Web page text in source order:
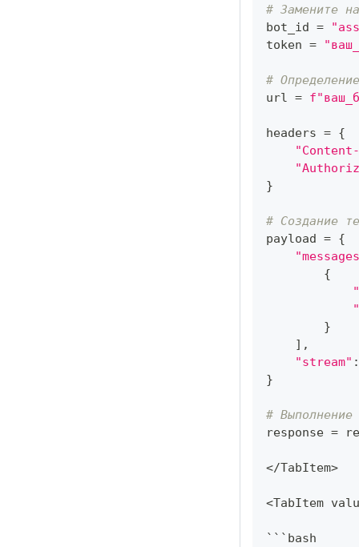
# Замените
bot_id =
token =
#
url =
headers = {
}
# Создание
payload = {
{
}
] ,
"stream" :
}
# Выполнение
response =
</TabItem>
<TabItem
```bash